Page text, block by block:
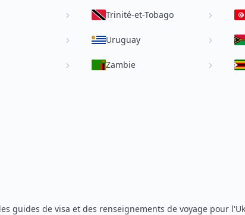
Trinité-et-Tobago
Uruguay
Zambie
guides de visa et des renseignements de voyage pour